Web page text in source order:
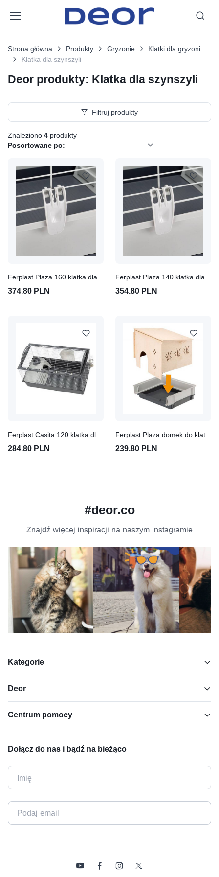
Strona główna Produkty Gryzonie
Klatki dla gryzoni
Klatka dla szynszyli
Deor produkty: Klatka dla szynszyli
Filtruj produkty
Znaleziono 4 produkty
Posortowane po:
374.80 PLN 354.80 PLN
Ferplast Casita 120 klatka dla małych zwierząt Szara, dł. x szer. x wys.: 119 x 58 x 61 cm
284.80 PLN
Ferplast Plaza domek do klatki dla małych zwierząt Dł. x szer. x wys.: 42 x 60 x 50 cm
239.80 PLN
#deor.co
Znajdź więcej inspiracji na naszym Instagramie
Kategorie
Deor
Centrum pomocy
Dołącz do nas i bądź na bieżąco